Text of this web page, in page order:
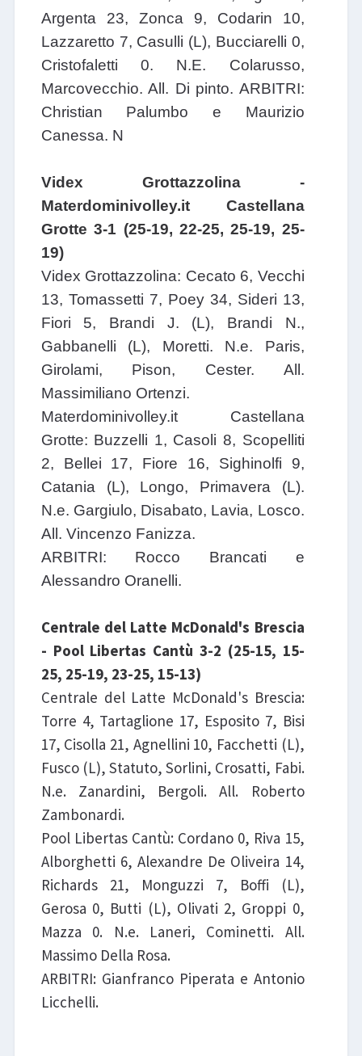
Argenta 23, Zonca 9, Codarin 10,
Lazzaretto 7, Casulli (L), Bucciarelli 0,
Cristofaletti 0. N.E. Colarusso,
Marcovecchio. All. Di pinto. ARBITRI:
Christian Palumbo e Maurizio
Canessa. N
Videx Grottazzolina -
Materdominivolley.it Castellana
Grotte 3-1 (25-19, 22-25, 25-19, 25-
19)
Videx Grottazzolina: Cecato 6, Vecchi
13, Tomassetti 7, Poey 34, Sideri 13,
Fiori 5, Brandi J. (L), Brandi N.,
Gabbanelli (L), Moretti. N.e. Paris,
Girolami, Pison, Cester. All.
Massimiliano Ortenzi.
Materdominivolley.it Castellana
Grotte: Buzzelli 1, Casoli 8, Scopelliti
2, Bellei 17, Fiore 16, Sighinolfi 9,
Catania (L), Longo, Primavera (L).
N.e. Gargiulo, Disabato, Lavia, Losco.
All. Vincenzo Fanizza.
ARBITRI: Rocco Brancati e
Alessandro Oranelli.
Centrale del Latte McDonald's Brescia
- Pool Libertas Cantù 3-2 (25-15, 15-
25, 25-19, 23-25, 15-13)
Centrale del Latte McDonald's Brescia:
Torre 4, Tartaglione 17, Esposito 7, Bisi
17, Cisolla 21, Agnellini 10, Facchetti (L),
Fusco (L), Statuto, Sorlini, Crosatti, Fabi.
N.e. Zanardini, Bergoli. All. Roberto
Zambonardi.
Pool Libertas Cantù: Cordano 0, Riva 15,
Alborghetti 6, Alexandre De Oliveira 14,
Richards 21, Monguzzi 7, Boffi (L),
Gerosa 0, Butti (L), Olivati 2, Groppi 0,
Mazza 0. N.e. Laneri, Cominetti. All.
Massimo Della Rosa.
ARBITRI: Gianfranco Piperata e Antonio
Licchelli.